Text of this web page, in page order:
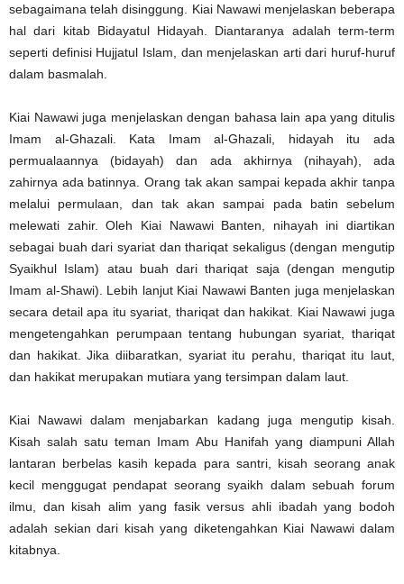
sebagaimana telah disinggung. Kiai Nawawi menjelaskan beberapa
hal dari kitab Bidayatul Hidayah. Diantaranya adalah term-term
seperti definisi Hujjatul Islam, dan menjelaskan arti dari huruf-huruf
dalam basmalah.
Kiai Nawawi juga menjelaskan dengan bahasa lain apa yang ditulis
Imam al-Ghazali. Kata Imam al-Ghazali, hidayah itu ada
permualaannya (bidayah) dan ada akhirnya (nihayah), ada
zahirnya ada batinnya. Orang tak akan sampai kepada akhir tanpa
melalui permulaan, dan tak akan sampai pada batin sebelum
melewati zahir. Oleh Kiai Nawawi Banten, nihayah ini diartikan
sebagai buah dari syariat dan thariqat sekaligus (dengan mengutip
Syaikhul Islam) atau buah dari thariqat saja (dengan mengutip
Imam al-Shawi). Lebih lanjut Kiai Nawawi Banten juga menjelaskan
secara detail apa itu syariat, thariqat dan hakikat. Kiai Nawawi juga
mengetengahkan perumpaan tentang hubungan syariat, thariqat
dan hakikat. Jika diibaratkan, syariat itu perahu, thariqat itu laut,
dan hakikat merupakan mutiara yang tersimpan dalam laut.
Kiai Nawawi dalam menjabarkan kadang juga mengutip kisah.
Kisah salah satu teman Imam Abu Hanifah yang diampuni Allah
lantaran berbelas kasih kepada para santri, kisah seorang anak
kecil menggugat pendapat seorang syaikh dalam sebuah forum
ilmu, dan kisah alim yang fasik versus ahli ibadah yang bodoh
adalah sekian dari kisah yang diketengahkan Kiai Nawawi dalam
kitabnya.